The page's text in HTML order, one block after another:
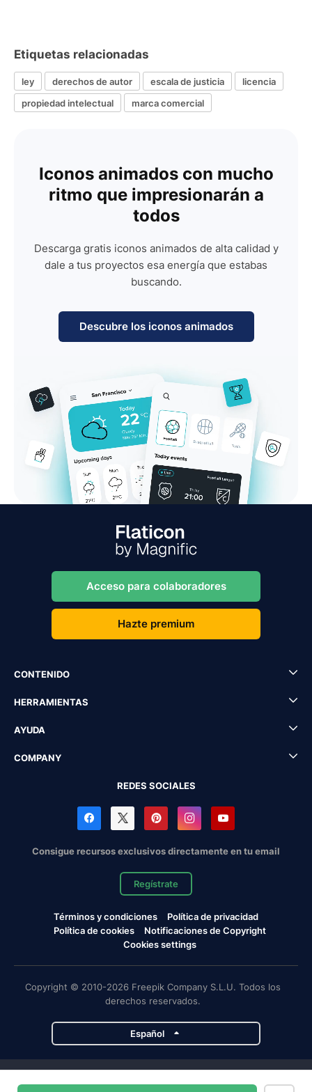
Etiquetas relacionadas
ley derechos de autor escala de justicia
licencia
propiedad intelectual
marca comercial
Iconos animados con mucho
ritmo que impresionarán a
todos
Descarga gratis iconos animados de alta calidad y
dale a tus proyectos esa energía que estabas
buscando.
Descubre los iconos animados
Acceso para colaboradores
Hazte premium
CONTENIDO
HERRAMIENTAS
AYUDA
COMPANY
REDES SOCIALES
Consigue recursos exclusivos directamente en tu email
Regístrate
Términos y condiciones
Política de privacidad
Política de cookies
Notificaciones de Copyright
Cookies settings
Copyright © 2010-2026 Freepik Company S.L.U. Todos los
derechos reservados.
Español